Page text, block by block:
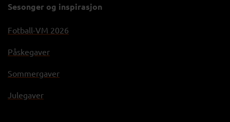
Sesonger og inspirasjon
Fotball-VM 2026
Påskegaver
Sommergaver
Julegaver